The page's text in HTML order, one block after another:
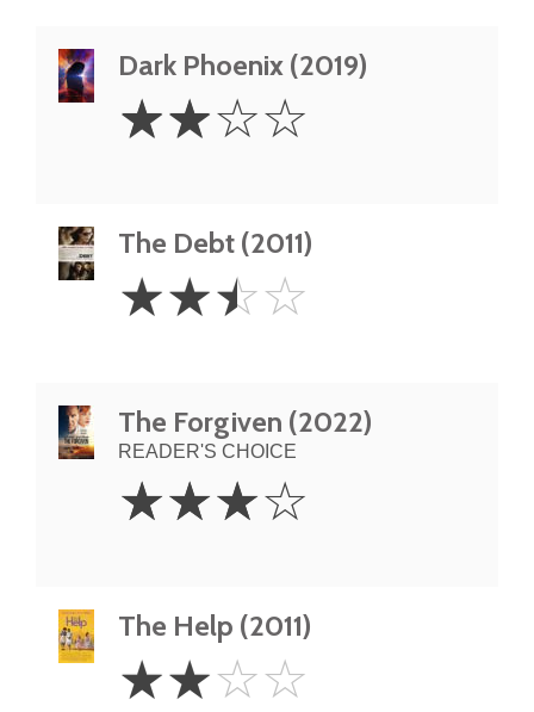
Dark Phoenix (2019)
Stars
☆☆☆☆
The Debt (2011)
2.5
Stars
☆☆☆☆
The Forgiven (2022)
READER'S CHOICE
Stars
☆☆☆☆
The Help (2011)
Stars
☆☆☆☆